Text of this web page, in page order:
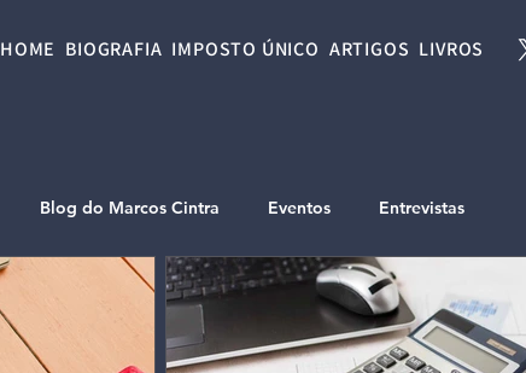
HOME BIOGRAFIA IMPOSTO ÚNICO ARTIGOS LIVROS
Blog do Marcos Cintra Eventos Entrevistas